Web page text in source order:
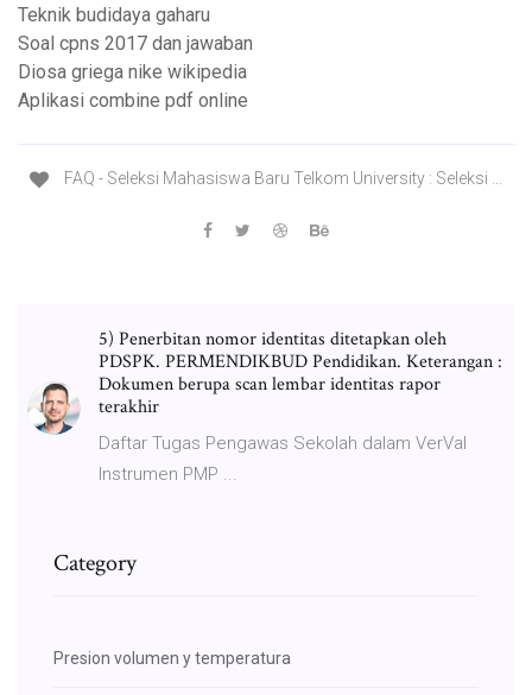
Teknik budidaya gaharu
Soal cpns 2017 dan jawaban
Diosa griega nike wikipedia
Aplikasi combine pdf online
FAQ - Seleksi Mahasiswa Baru Telkom University : Seleksi ...
5) Penerbitan nomor identitas ditetapkan oleh
PDSPK. PERMENDIKBUD Pendidikan. Keterangan :
Dokumen berupa scan lembar identitas rapor
terakhir
Daftar Tugas Pengawas Sekolah dalam VerVal
Instrumen PMP ...
Category
Presion volumen y temperatura